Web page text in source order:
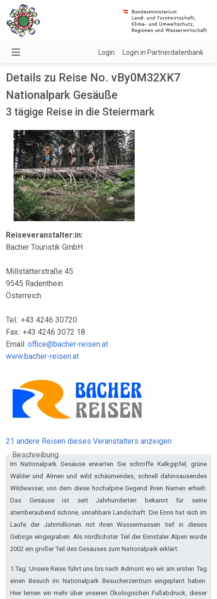
Login Login in Partnerdatenbank
Details zu Reise No. vBy0M32XK7
Nationalpark Gesäuße
3 tägige Reise in die Steiermark
Reiseveranstalter:in:
Bacher Touristik GmbH
Millstätterstraße 45
9545 Radenthein
Österreich
Tel.: +43 4246 30720
Fax.: +43 4246 3072 18
Email: office@bacher-reisen.at
www.bacher-reisen.at
21 andere Reisen dieses Veranstalters anzeigen
Beschreibung
Im Nationalpark Gesäuse erwarten Sie schroffe Kalkgipfel, grüne
Wälder und Almen und wild schäumendes, schnell dahinsausendes
Wildwasser, von dem diese hochalpine Gegend ihren Namen erhielt.
Das Gesäuse ist seit Jahrhunderten bekannt für seine
atemberaubend schöne, unnahbare Landschaft. Die Enns hat sich im
Laufe der Jahrmillionen mit ihren Wassermassen tief in dieses
Gebirge eingegraben. Als nördlichster Teil der Ennstaler Alpen wurde
2002 ein großer Teil des Gesäuses zum Nationalpark erklärt.
1.Tag: Unsere Reise führt uns bis nach Admont wo wir am ersten Tag
einen Besuch im Nationalpark Besucherzentrum eingeplant haben.
Hier lernen wir mehr über unseren Ökologischen Fußabdruck, dieser